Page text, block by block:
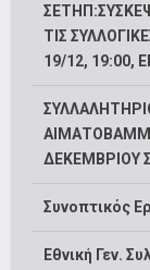
ΤΙΣ
19/12, 19:00,
ΔΕΚΕΜΒΡΙΟΥ
Συνοπτικός
Εθνική Γεν.